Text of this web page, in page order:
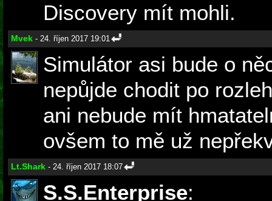
Discovery mít mohli.
Mvek - 24. říjen 2017 19:01
Simulátor asi bude o
nepůjde chodit po
ani nebude mít
ovšem to mě už
Lt.Shark - 24. říjen 2017 18:07
S.S.Enterprise: